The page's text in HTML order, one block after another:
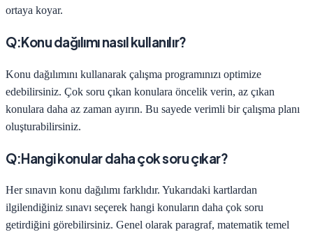
ortaya koyar.
Q:Konu dağılımı nasıl kullanılır?
Konu dağılımını kullanarak çalışma programınızı optimize
edebilirsiniz. Çok soru çıkan konulara öncelik verin, az çıkan
konulara daha az zaman ayırın. Bu sayede verimli bir çalışma planı
oluşturabilirsiniz.
Q:Hangi konular daha çok soru çıkar?
Her sınavın konu dağılımı farklıdır. Yukarıdaki kartlardan
ilgilendiğiniz sınavı seçerek hangi konuların daha çok soru
getirdiğini görebilirsiniz. Genel olarak paragraf, matematik temel